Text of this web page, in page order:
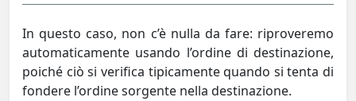
In questo caso, non c’è nulla da fare: riproveremo
automaticamente usando l’ordine di destinazione,
poiché ciò si verifica tipicamente quando si tenta di
fondere l’ordine sorgente nella destinazione.